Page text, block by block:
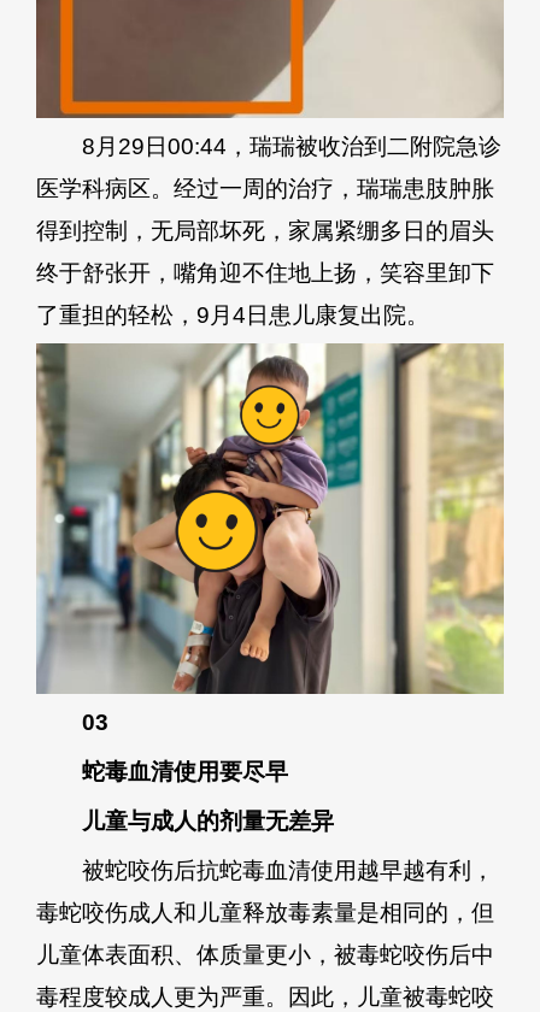
8月29日00:44，瑞瑞被收治到二附院急诊
医学科病区。经过一周的治疗，瑞瑞患肢肿胀
得到控制，无局部坏死，家属紧绷多日的眉头
终于舒张开，嘴角迎不住地上扬，笑容里卸下
了重担的轻松，9月4日患儿康复出院。
03
蛇毒血清使用要尽早
儿童与成人的剂量无差异
被蛇咬伤后抗蛇毒血清使用越早越有利，
毒蛇咬伤成人和儿童释放毒素量是相同的，但
儿童体表面积、体质量更小，被毒蛇咬伤后中
毒程度较成人更为严重。因此，儿童被毒蛇咬